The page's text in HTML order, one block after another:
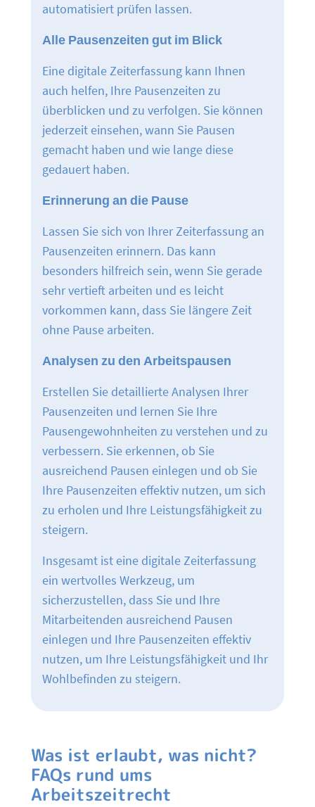
automatisiert prüfen lassen.
Alle Pausenzeiten gut im Blick
Eine digitale Zeiterfassung kann Ihnen
auch helfen, Ihre Pausenzeiten zu
überblicken und zu verfolgen. Sie können
jederzeit einsehen, wann Sie Pausen
gemacht haben und wie lange diese
gedauert haben.
Erinnerung an die Pause
Lassen Sie sich von Ihrer Zeiterfassung an
Pausenzeiten erinnern. Das kann
besonders hilfreich sein, wenn Sie gerade
sehr vertieft arbeiten und es leicht
vorkommen kann, dass Sie längere Zeit
ohne Pause arbeiten.
Analysen zu den Arbeitspausen
Erstellen Sie detaillierte Analysen Ihrer
Pausenzeiten und lernen Sie Ihre
Pausengewohnheiten zu verstehen und zu
verbessern. Sie erkennen, ob Sie
ausreichend Pausen einlegen und ob Sie
Ihre Pausenzeiten effektiv nutzen, um sich
zu erholen und Ihre Leistungsfähigkeit zu
steigern.
Insgesamt ist eine digitale Zeiterfassung
ein wertvolles Werkzeug, um
sicherzustellen, dass Sie und Ihre
Mitarbeitenden ausreichend Pausen
einlegen und Ihre Pausenzeiten effektiv
nutzen, um Ihre Leistungsfähigkeit und Ihr
Wohlbefinden zu steigern.
Was ist erlaubt, was nicht?
FAQs rund ums
Arbeitszeitrecht